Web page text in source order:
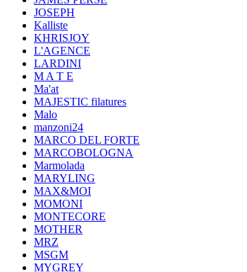
JOSEPH
Kalliste
KHRISJOY
L'AGENCE
LARDINI
M A T E
Ma'at
MAJESTIC filatures
Malo
manzoni24
MARCO DEL FORTE
MARCOBOLOGNA
Marmolada
MARYLING
MAX&MOI
MOMONI
MONTECORE
MOTHER
MRZ
MSGM
MYGREY